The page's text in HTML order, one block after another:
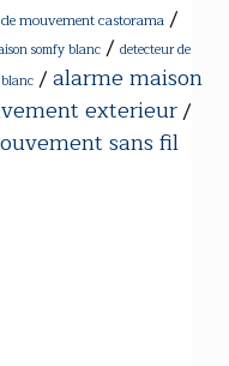
mouvement castorama/
somfy blanc / detecteur de
/alarme maison
exterieur/
sans fil